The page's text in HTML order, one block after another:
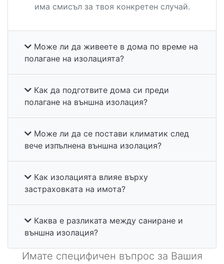
има смисъл за твоя конкретен случай.
Може ли да живеете в дома по време на
полагане на изолацията?
Как да подготвите дома си преди
полагане на външна изолация?
Може ли да се постави климатик след
вече изпълнена външна изолация?
Как изолацията влияе върху
застраховката на имота?
Каква е разликата между саниране и
външна изолация?
Имате специфичен въпрос за Вашия